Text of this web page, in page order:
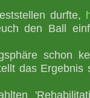
durfte,
den Ball
schon
das Ergebnis